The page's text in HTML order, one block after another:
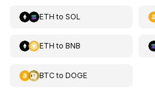
ETH to SOL
ETH to BNB
BTCto DOGE